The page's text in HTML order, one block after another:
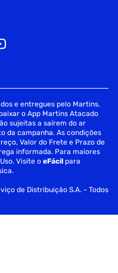
e entregues pelo Martins.
o App Martins Atacado
sujeitas a saírem do ar
da campanha. As condições
Valor do Frete e Prazo de
informada. Para maiores
Visite oeFácil para
de Distribuição S.A. - Todos